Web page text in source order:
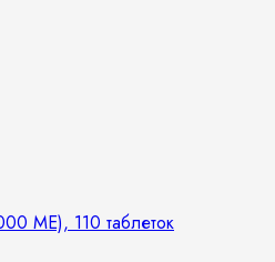
МЕ), 110 таблеток